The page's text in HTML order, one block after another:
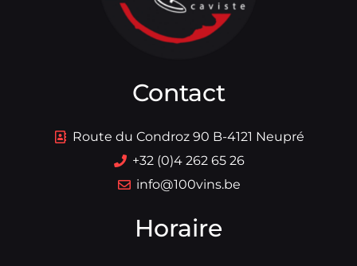
Contact
Route du Condroz 90 B-4121 Neupré
+32 (0)4 262 65 26
info@100vins.be
Horaire